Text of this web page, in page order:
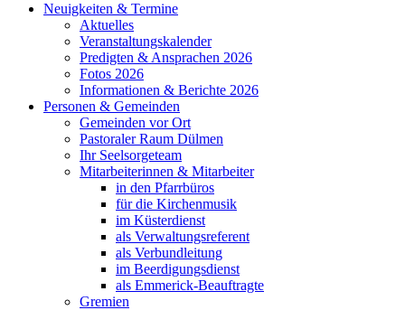
Neuigkeiten & Termine
Aktuelles
Veranstaltungskalender
Predigten & Ansprachen 2026
Fotos 2026
Informationen & Berichte 2026
Personen & Gemeinden
Gemeinden vor Ort
Pastoraler Raum Dülmen
Ihr Seelsorgeteam
Mitarbeiterinnen & Mitarbeiter
in den Pfarrbüros
für die Kirchenmusik
im Küsterdienst
als Verwaltungsreferent
als Verbundleitung
im Beerdigungsdienst
als Emmerick-Beauftragte
Gremien